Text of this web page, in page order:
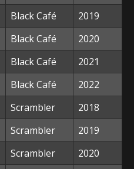
Black Café
2019
Black Café
2020
Black Café
2021
Black Café
2022
Scrambler
2018
Scrambler
2019
Scrambler 2020